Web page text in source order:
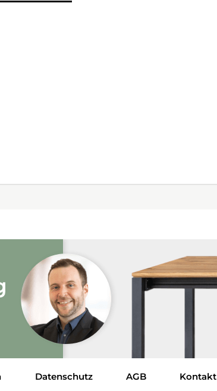
Datenschutz AGB Kontakt